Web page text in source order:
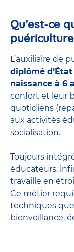
Qu’est-ce
L’auxiliaire de
diplômé d’État
naissance à 6
confort et leur
quotidiens
aux activités
socialisation.
Toujours
éducateurs,
travaille en
Ce métier
techniques
bienveillance,